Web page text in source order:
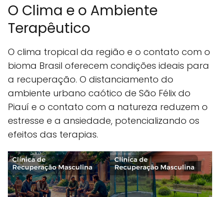
O Clima e o Ambiente
Terapêutico
O clima tropical da região e o contato com o
bioma Brasil oferecem condições ideais para
a recuperação. O distanciamento do
ambiente urbano caótico de São Félix do
Piauí e o contato com a natureza reduzem o
estresse e a ansiedade, potencializando os
efeitos das terapias.